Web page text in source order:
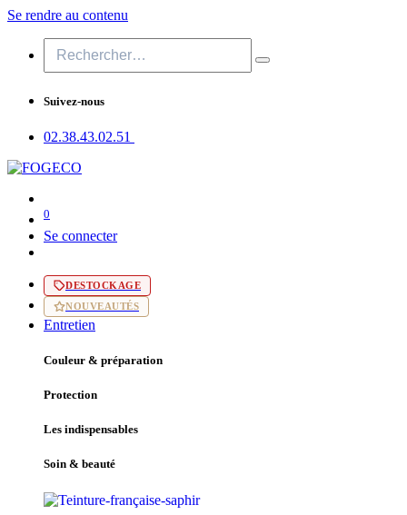
Se rendre au contenu
Suivez-nous
02.38.43​.02.51
0
Se connecter
DESTOCKAGE
NOUVEAUTÉS
Entretien
Couleur & préparation
Protection
Les indispensables
Soin & beauté